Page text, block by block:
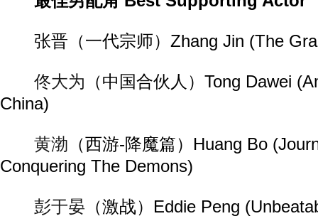
张晋（一代宗师）Zhang Jin (The
佟大为 （中国合伙人）Tong Dawei
China)
黄渤 （西游-降魔篇）Huang Bo
Conquering The Demons)
彭于晏 （激战）Eddie Peng